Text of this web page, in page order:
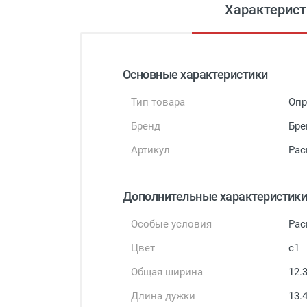
Основные характеристики
Тип товара
Бренд
Артикул
Дополнительные характеристики
Особые условия
Цвет
c1
Общая ширина
Длина дужки